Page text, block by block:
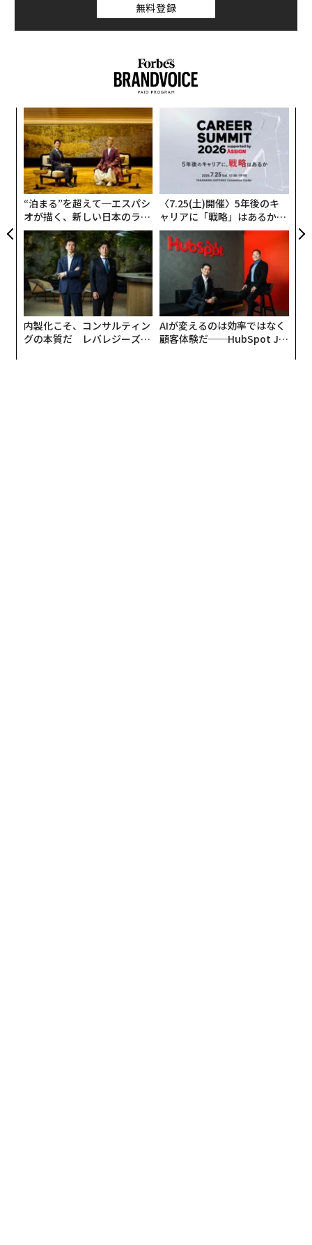
無料登録
“泊まる”を超えて─エスパシ
オが描く、新しい日本のラグ
ジュアリー（中編）
〈7.25(土)開催〉5年後のキ
ャリアに「戦略」はあるか。
トップエグゼクティブのキャ
リアに触れる1日│CAREER S
UMMIT 2026
内製化こそ、コンサルティン
グの本質だ レバレジーズが
AIが変えるのは効率ではなく
顧客体験だ──HubSpot Ja